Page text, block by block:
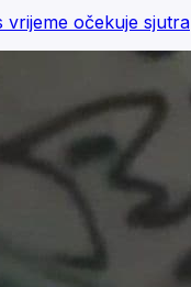
vrijeme očekuje sjutra